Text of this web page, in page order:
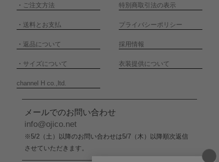
・ ご注文方法 特別商取引法の表示
・ 送料とお支払 プライバシーポリシー
・ 返品について 採用情報
・ サイズについて 衣装提供について
channel H co.,ltd.
メールでのお問い合わせ
info@ojico.net
※5/2（土）以降のお問い合わせは5/7（木）以降順次返信
させていただきます。